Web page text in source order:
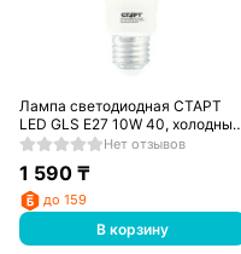
Лампа светодиодная СТАРТ
LED GLS E27 10W 40, холодный
/10/60
Нет отзывов
1 590₸
до 159
В корзину